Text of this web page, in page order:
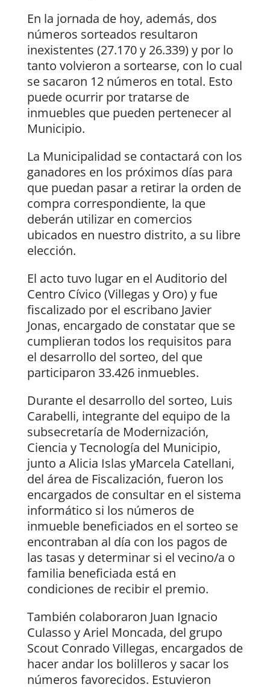
En la jornada de hoy, además, dos
números sorteados resultaron
inexistentes (27.170 y 26.339) y por lo
tanto volvieron a sortearse, con lo cual
se sacaron 12 números en total. Esto
puede ocurrir por tratarse de
inmuebles que pueden pertenecer al
Municipio.
La Municipalidad se contactará con los
ganadores en los próximos días para
que puedan pasar a retirar la orden de
compra correspondiente, la que
deberán utilizar en comercios
ubicados en nuestro distrito, a su libre
elección.
El acto tuvo lugar en el Auditorio del
Centro Cívico (Villegas y Oro) y fue
fiscalizado por el escribano Javier
Jonas, encargado de constatar que se
cumplieran todos los requisitos para
el desarrollo del sorteo, del que
participaron 33.426 inmuebles.
Durante el desarrollo del sorteo, Luis
Carabelli, integrante del equipo de la
subsecretaría de Modernización,
Ciencia y Tecnología del Municipio,
junto a Alicia Islas yMarcela Catellani,
del área de Fiscalización, fueron los
encargados de consultar en el sistema
informático si los números de
inmueble beneficiados en el sorteo se
encontraban al día con los pagos de
las tasas y determinar si el vecino/a o
familia beneficiada está en
condiciones de recibir el premio.
También colaboraron Juan Ignacio
Culasso y Ariel Moncada, del grupo
Scout Conrado Villegas, encargados de
hacer andar los bolilleros y sacar los
números favorecidos. Estuvieron